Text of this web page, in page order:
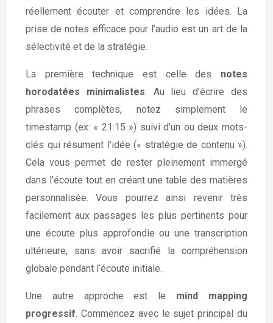
réellement écouter et comprendre les idées. La
prise de notes efficace pour l’audio est un art de la
sélectivité et de la stratégie.
La première technique est celle des notes
horodatées minimalistes. Au lieu d’écrire des
phrases complètes, notez simplement le
timestamp (ex: « 21:15 ») suivi d’un ou deux mots-
clés qui résument l’idée (« stratégie de contenu »).
Cela vous permet de rester pleinement immergé
dans l’écoute tout en créant une table des matières
personnalisée. Vous pourrez ainsi revenir très
facilement aux passages les plus pertinents pour
une écoute plus approfondie ou une transcription
ultérieure, sans avoir sacrifié la compréhension
globale pendant l’écoute initiale.
Une autre approche est le mind mapping
progressif. Commencez avec le sujet principal du